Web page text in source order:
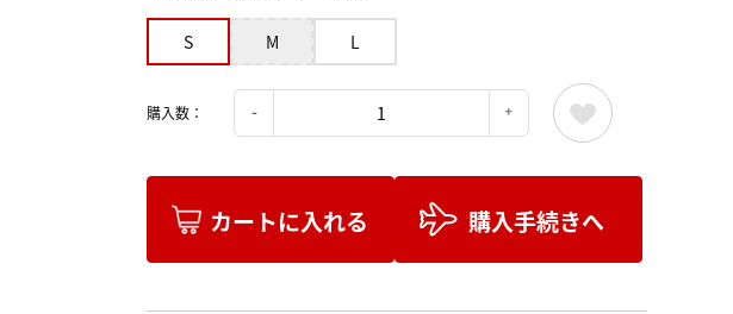
S M L
購入数：
カートに入れる 購入手続きへ